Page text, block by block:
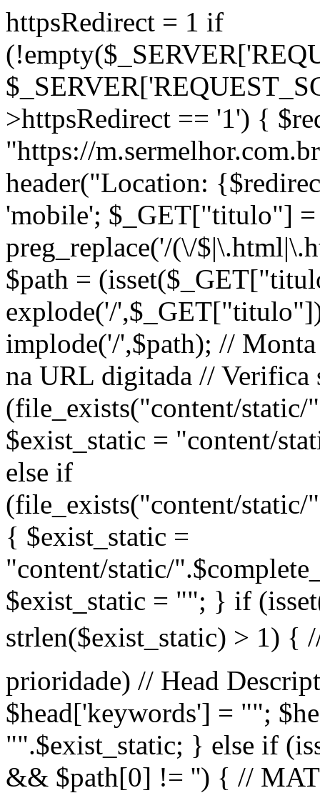
httpsRedirect = 1 if
>httpsRedirect == '1') {
"https://
header("Location:
'mobile'; $_GET["titulo"]
preg_replace('/(\/
$path =
explode('/
implode('/',$path); //
na URL digitada // Verifica
(file_exists("content/
$exist_static = "content/
else if
(file_exists("content/
{ $exist_static =
"content/static/
$exist_static = ""; } if
strlen($exist_static) > 1) {
prioridade) // Head
$head['keywords'] = "";
"".$exist_static; } else if
&& $path[0] != '') { //